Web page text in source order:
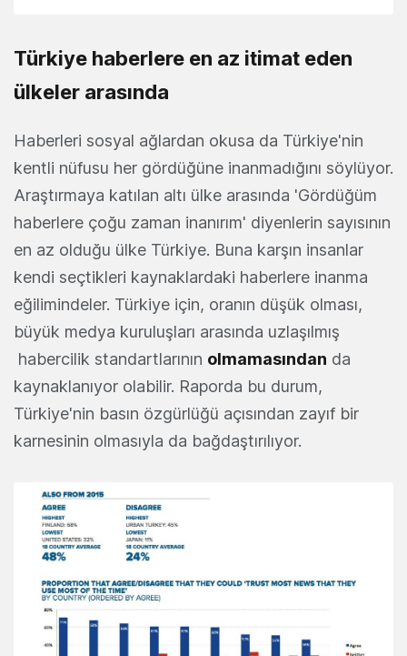
Türkiye haberlere en az itimat eden
ülkeler arasında
Haberleri sosyal ağlardan okusa da Türkiye'nin
kentli nüfusu her gördüğüne inanmadığını söylüyor.
Araştırmaya katılan altı ülke arasında 'Gördüğüm
haberlere çoğu zaman inanırım' diyenlerin sayısının
en az olduğu ülke Türkiye. Buna karşın insanlar
kendi seçtikleri kaynaklardaki haberlere inanma
eğilimindeler. Türkiye için, oranın düşük olması,
büyük medya kuruluşları arasında uzlaşılmış
habercilik standartlarının olmamasından da
kaynaklanıyor olabilir. Raporda bu durum,
Türkiye'nin basın özgürlüğü açısından zayıf bir
karnesinin olmasıyla da bağdaştırılıyor.